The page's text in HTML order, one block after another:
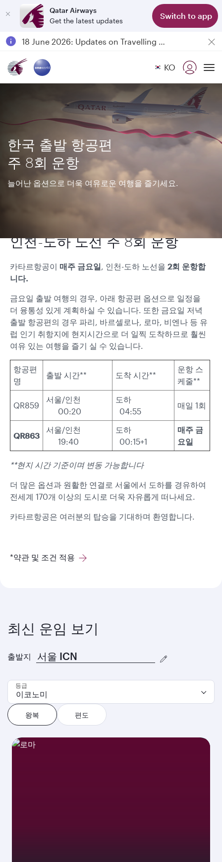
Qatar Airways
Get the latest updates
Switch to app
Passengers flying between Doha and Auckland on QR914 and QR915
18 June 2026: Updates on Travelling with Power Banks
Qatar Airways Expands Global Network to over 160 Destinations KO
한국 출발 항공편
주 8회 운항
늘어난 옵션으로 더욱 여유로운 여행을 즐기세요.
인천-도하 노선 주 8회 운항
카타르항공이 매주 금요일, 인천-도하 노선을 2회 운항합
니다.
금요일 출발 여행의 경우, 아래 항공편 옵션으로 일정을
더 융통성 있게 계획하실 수 있습니다. 또한 금요일 저녁
출발 항공편의 경우 파리, 바르셀로나, 로마, 비엔나 등 유
럽 인기 취항지에 현지시간으로 더 일찍 도착하므로 훨씬
여유 있는 여행을 즐기 실 수 있습니다.
항공편
명
출발 시간** 도착 시간**
운항 스
케줄**
QR859
서울/인천
00:20
도하
04:55
매일 1회
QR863
서울/인천
19:40
도하
00:15+1
매주 금
요일
**현지 시간 기준이며 변동 가능합니다
더 많은 옵션과 원활한 연결로 서울에서 도하를 경유하여
전세계 170개 이상의 도시로 더욱 자유롭게 떠나세요.
카타르항공은 여러분의 탑승을 기대하며 환영합니다.
*약관 및 조건 적용
최신 운임 보기
출발지
왕복 편도
등급
이코노미